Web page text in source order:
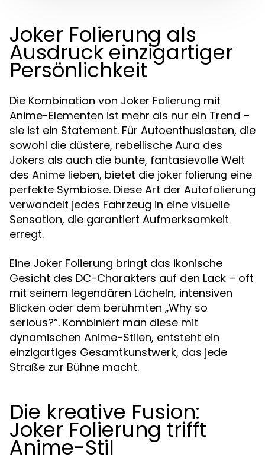
Joker Folierung als
Ausdruck einzigartiger
Persönlichkeit
Die Kombination von Joker Folierung mit
Anime-Elementen ist mehr als nur ein Trend –
sie ist ein Statement. Für Autoenthusiasten, die
sowohl die düstere, rebellische Aura des
Jokers als auch die bunte, fantasievolle Welt
des Anime lieben, bietet die joker folierung eine
perfekte Symbiose. Diese Art der Autofolierung
verwandelt jedes Fahrzeug in eine visuelle
Sensation, die garantiert Aufmerksamkeit
erregt.
Eine Joker Folierung bringt das ikonische
Gesicht des DC-Charakters auf den Lack – oft
mit seinem legendären Lächeln, intensiven
Blicken oder dem berühmten „Why so
serious?“. Kombiniert man diese mit
dynamischen Anime-Stilen, entsteht ein
einzigartiges Gesamtkunstwerk, das jede
Straße zur Bühne macht.
Die kreative Fusion:
Joker Folierung trifft
Anime-Stil